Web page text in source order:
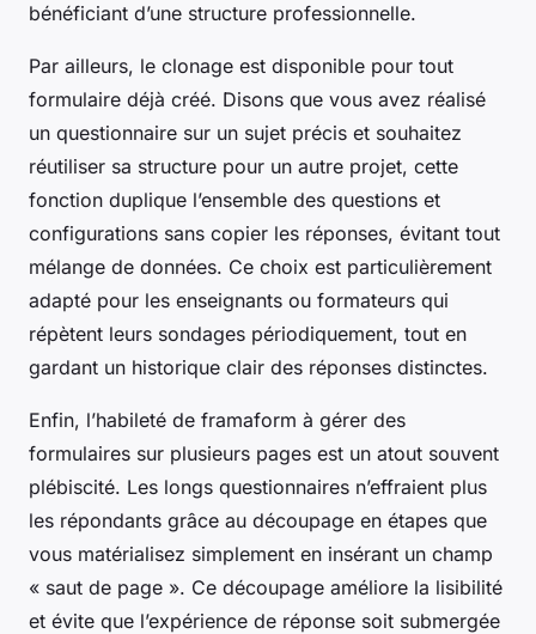
bénéficiant d’une structure professionnelle.
Par ailleurs, le clonage est disponible pour tout
formulaire déjà créé. Disons que vous avez réalisé
un questionnaire sur un sujet précis et souhaitez
réutiliser sa structure pour un autre projet, cette
fonction duplique l’ensemble des questions et
configurations sans copier les réponses, évitant tout
mélange de données. Ce choix est particulièrement
adapté pour les enseignants ou formateurs qui
répètent leurs sondages périodiquement, tout en
gardant un historique clair des réponses distinctes.
Enfin, l’habileté de framaform à gérer des
formulaires sur plusieurs pages est un atout souvent
plébiscité. Les longs questionnaires n’effraient plus
les répondants grâce au découpage en étapes que
vous matérialisez simplement en insérant un champ
« saut de page ». Ce découpage améliore la lisibilité
et évite que l’expérience de réponse soit submergée